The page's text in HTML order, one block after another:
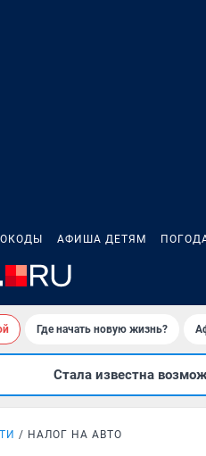
АФИША ДЕТЯМ
Где начать новую жизнь?
Стала известна
НАЛОГ НА АВТО